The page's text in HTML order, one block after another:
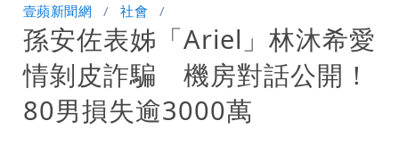
壹蘋新聞網 社會
孫安佐表姊「Ariel」林沐希愛
情剝皮詐騙 機房對話公開！
80男損失逾3000萬